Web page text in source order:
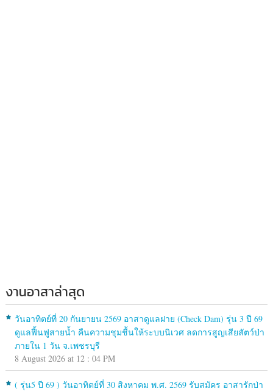
งานอาสาล่าสุด
วันอาทิตย์ที่ 20 กันยายน 2569 อาสาดูแลฝาย (Check Dam) รุ่น 3 ปี 69
ดูแลฟื้นฟูสายน้ำ คืนความชุมชื้นให้ระบบนิเวศ ลดการสูญเสียสัตว์ป่า
ภายใน 1 วัน จ.เพชรบุรี
8 August 2026 at 12 : 04 PM
( รุ่น5 ปี 69 ) วันอาทิตย์ที่ 30 สิงหาคม พ.ศ. 2569 รับสมัคร อาสารักป่า